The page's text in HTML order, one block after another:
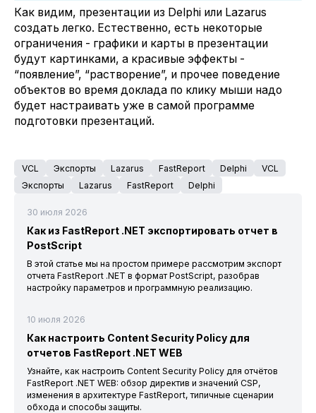
Как видим, презентации из Delphi или Lazarus
создать легко. Естественно, есть некоторые
ограничения - графики и карты в презентации
будут картинками, а красивые эффекты -
“появление”, “растворение”, и прочее поведение
объектов во время доклада по клику мыши надо
будет настраивать уже в самой программе
подготовки презентаций.
VCL Экспорты Lazarus FastReport Delphi
VCL
Экспорты
Lazarus FastReport Delphi
30 июля 2026
Как из FastReport .NET экспортировать отчет в
PostScript
В этой статье мы на простом примере рассмотрим экспорт
отчета FastReport .NET в формат PostScript, разобрав
настройку параметров и программную реализацию.
10 июля 2026
Как настроить Content Security Policy для
отчетов FastReport .NET WEB
Узнайте, как настроить Content Security Policy для отчётов
FastReport .NET WEB: обзор директив и значений CSP,
изменения в архитектуре FastReport, типичные сценарии
обхода и способы защиты.